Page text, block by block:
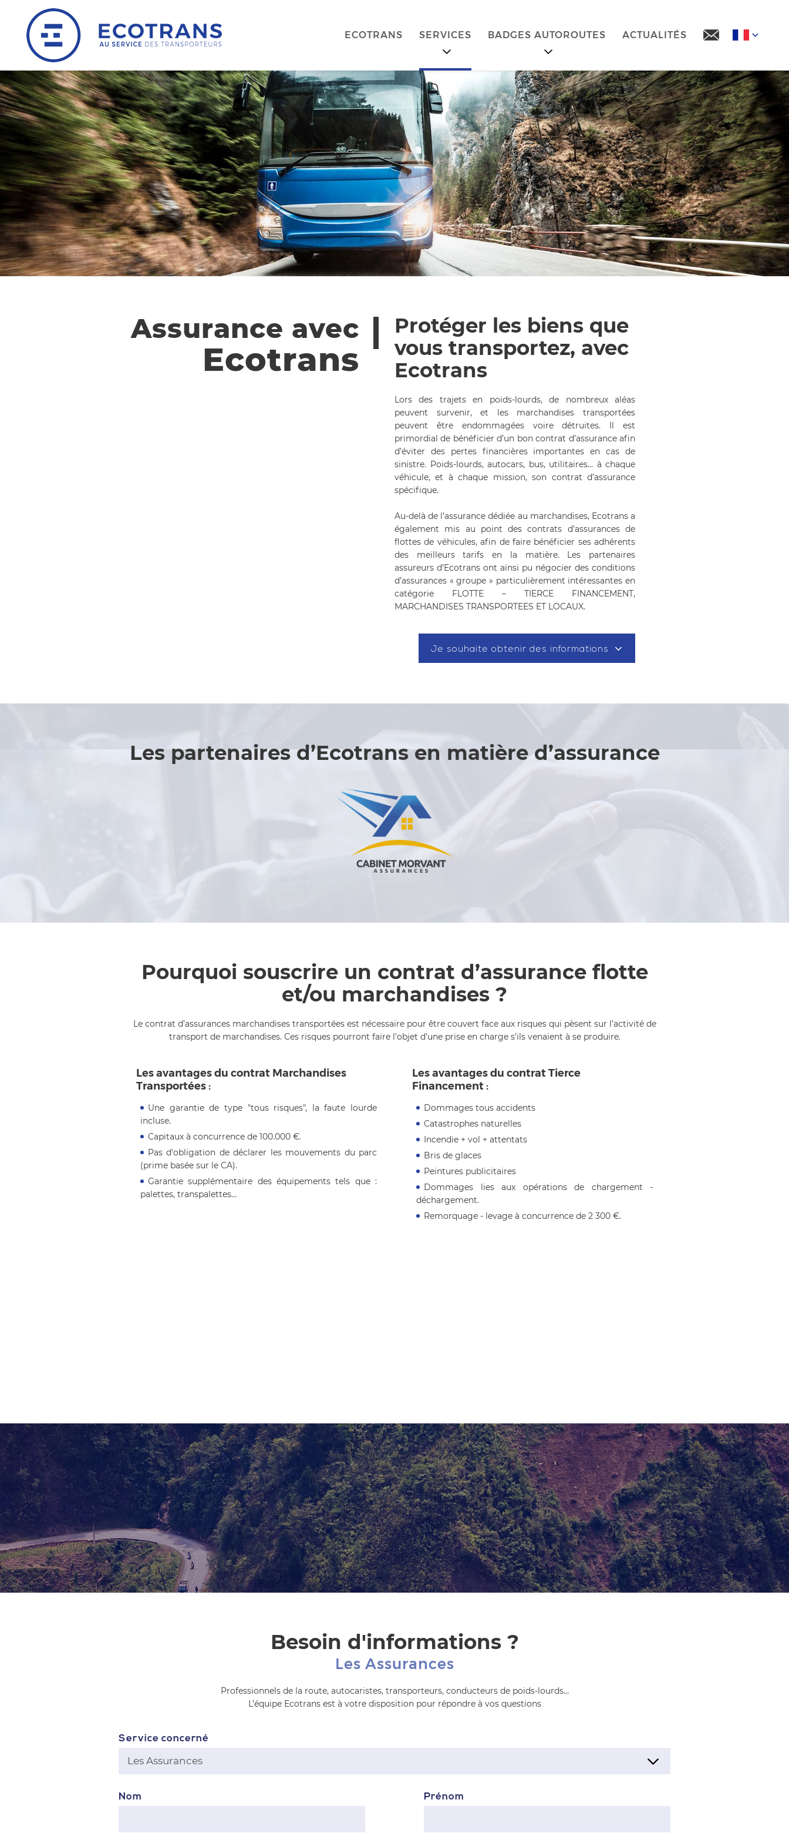
ECOTRANS SERVICES BADGES AUTOROUTES ACTUALITÉS
Assurance avec
Ecotrans
Protéger les biens que
vous transportez, avec
Ecotrans
Lors des trajets en poids-lourds, de nombreux aléas
peuvent survenir, et les marchandises transportées
peuvent être endommagées voire détruites. Il est
primordial de bénéficier d’un bon contrat d’assurance afin
d’éviter des pertes financières importantes en cas de
sinistre. Poids-lourds, autocars, bus, utilitaires… à chaque
véhicule, et à chaque mission, son contrat d’assurance
spécifique.
Au-delà de l’assurance dédiée au marchandises, Ecotrans a
également mis au point des contrats d’assurances de
flottes de véhicules, afin de faire bénéficier ses adhérents
des meilleurs tarifs en la matière. Les partenaires
assureurs d’Ecotrans ont ainsi pu négocier des conditions
d’assurances « groupe » particulièrement intéressantes en
catégorie FLOTTE – TIERCE FINANCEMENT,
MARCHANDISES TRANSPORTEES ET LOCAUX.
Je souhaite obtenir des informations
Les partenaires d’Ecotrans en matière d’assurance
Pourquoi souscrire un contrat d’assurance flotte
et/ou marchandises ?
Le contrat d’assurances marchandises transportées est nécessaire pour être couvert face aux risques qui pèsent sur l’activité de
transport de marchandises. Ces risques pourront faire l’objet d’une prise en charge s’ils venaient à se produire.
Les avantages du contrat Marchandises
Transportées :
Une garantie de type "tous risques", la faute lourde
incluse.
Capitaux à concurrence de 100.000 €.
Pas d'obligation de déclarer les mouvements du parc
(prime basée sur le CA).
Garantie supplémentaire des équipements tels que :
palettes, transpalettes…
Les avantages du contrat Tierce
Financement :
Dommages tous accidents
Catastrophes naturelles
Incendie + vol + attentats
Bris de glaces
Peintures publicitaires
Dommages lies aux opérations de chargement -
déchargement.
Remorquage - levage à concurrence de 2 300 €.
Besoin d'informations ?
Les Assurances
Professionnels de la route, autocaristes, transporteurs, conducteurs de poids-lourds…
L’équipe Ecotrans est à votre disposition pour répondre à vos questions
Service concerné
Nom Prénom